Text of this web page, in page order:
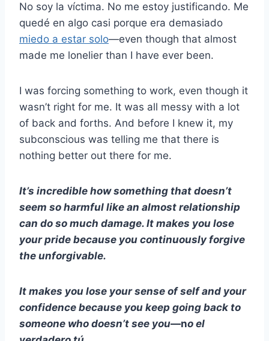
No soy la víctima. No me estoy justificando. Me
quedé en algo casi porque era demasiado
miedo a estar solo—even though that almost
made me lonelier than I have ever been.
I was forcing something to work, even though it
wasn’t right for me. It was all messy with a lot
of back and forths. And before I knew it, my
subconscious was telling me that there is
nothing better out there for me.
It’s incredible how something that doesn’t
seem so harmful like an almost relationship
can do so much damage. It makes you lose
your pride because you continuously forgive
the unforgivable.
It makes you lose your sense of self and your
confidence because you keep going back to
someone who doesn’t see you—no el